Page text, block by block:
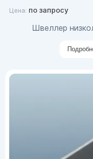
Цена: по запросу
Швеллер